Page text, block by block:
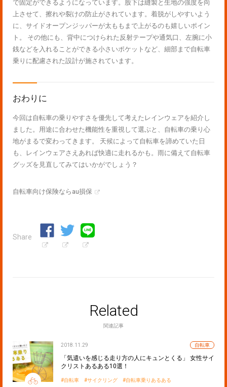
で固定ができるようになっています。股下は縫製と生地の強度を向
上させて、擦れや裂けの防止がされています。着脱がしやすいよう
に、サイドオープンジッパーが太ももまで上がるのも嬉しいポイン
ト。 その他にも、背中につけられた反射テープや通気口、左腕に小
銭などを入れることができる小さいポケットなど、細部まで自転車
乗りに配慮された設計が施されています。
おわりに
今回は自転車の乗りやすさを優先して考えたレインウェアを紹介し
ました。用途に合わせた機能性を重視して選ぶと、自転車の乗り心
地がまるで変わってきます。 天候によって自転車を諦めていた日
も、レインウェアさえあれば快適に走れるかも。雨に備えて自転車
グッズを見直してみてはいかがでしょう？
自転車向け保険ならau損保
Share
Related
関連記事
2018.11.29 自転車
「気遣いを感じる走り方の人にキュンとくる」 女性サイ
クリストあるある10選！
自転車 サイクリング 自転車乗りあるある